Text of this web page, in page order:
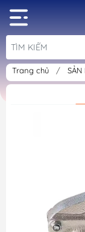
Trang chủ / SẢN